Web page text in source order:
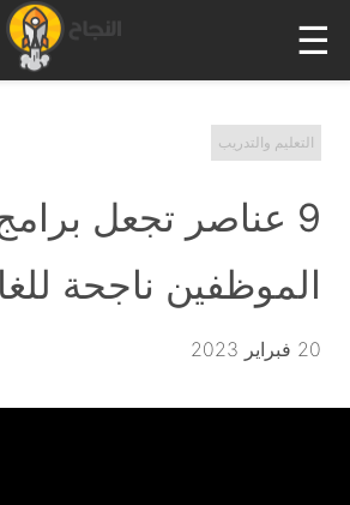
☰
التعليم والتدريب
9 عناصر تجعل
الموظفين ناجحة
20 فبراير 2023